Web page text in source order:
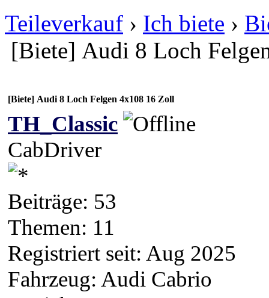
Teileverkauf › Ich biete ›
[Biete] Audi 8 Loch
[Biete] Audi 8 Loch Felgen 4x108 16 Zoll
TH_Classic
CabDriver
Beiträge: 53
Themen: 11
Registriert seit: Aug 2025
Fahrzeug: Audi Cabrio